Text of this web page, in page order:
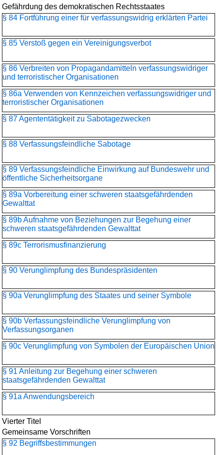
Gefährdung des demokratischen Rechtsstaates
§ 84 Fortführung einer für verfassungswidrig erklärten Partei
§ 85 Verstoß gegen ein Vereinigungsverbot
§ 86 Verbreiten von Propagandamitteln verfassungswidriger
und terroristischer Organisationen
§ 86a Verwenden von Kennzeichen verfassungswidriger und
terroristischer Organisationen
§ 87 Agententätigkeit zu Sabotagezwecken
§ 88 Verfassungsfeindliche Sabotage
§ 89 Verfassungsfeindliche Einwirkung auf Bundeswehr und
öffentliche Sicherheitsorgane
§ 89a Vorbereitung einer schweren staatsgefährdenden
Gewalttat
§ 89b Aufnahme von Beziehungen zur Begehung einer
schweren staatsgefährdenden Gewalttat
§ 89c Terrorismusfinanzierung
§ 90 Verunglimpfung des Bundespräsidenten
§ 90a Verunglimpfung des Staates und seiner Symbole
§ 90b Verfassungsfeindliche Verunglimpfung von
Verfassungsorganen
§ 90c Verunglimpfung von Symbolen der Europäischen Union
§ 91 Anleitung zur Begehung einer schweren
staatsgefährdenden Gewalttat
§ 91a Anwendungsbereich
Vierter Titel
Gemeinsame Vorschriften
§ 92 Begriffsbestimmungen